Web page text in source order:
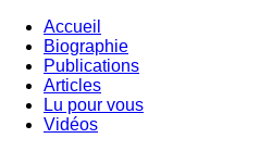
Aller
contenu
principal
Navigation
principale
Accueil
Biographie
Publications
Articles
Lu pour vous
Vidéos